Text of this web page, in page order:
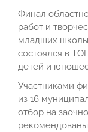
Финал
работ и
младших
состоялся в
детей и
Участниками
из 16
отбор на